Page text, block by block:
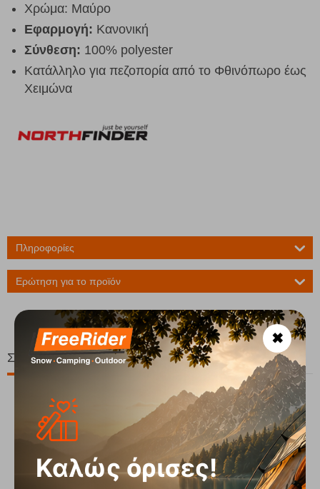
Χρώμα: Μαύρο
Εφαρμογή: Κανονική
Σύνθεση: 100% polyester
Κατάλληλο για πεζοπορία από το Φθινόπωρο έως
Χειμώνα
Πληροφορίες
Ερώτηση για το προϊόν
Σχετικά Προϊόντα
✖
Καλώς όρισες!